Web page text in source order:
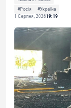
#Росія
#Україна
1 Серпня, 202619:19